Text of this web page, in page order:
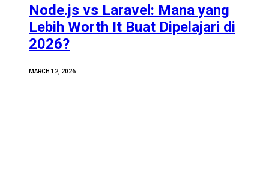
Node.js vs Laravel: Mana yang
Lebih Worth It Buat Dipelajari di
2026?
MARCH 12, 2026